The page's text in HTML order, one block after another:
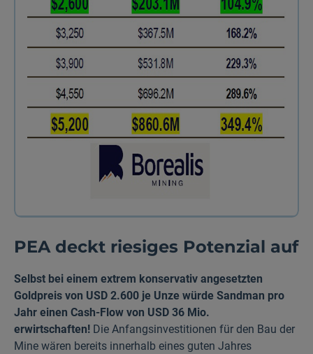
PEA deckt riesiges Potenzial auf
Selbst bei einem extrem konservativ angesetzten
Goldpreis von USD 2.600 je Unze würde Sandman pro
Jahr einen Cash-Flow von USD 36 Mio.
erwirtschaften! Die Anfangs­investitionen für den Bau der
Mine wären bereits innerhalb eines guten Jahres